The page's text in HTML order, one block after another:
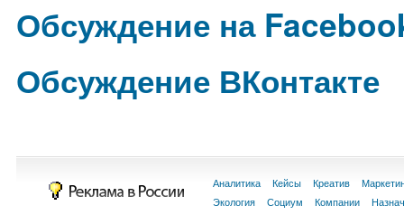
Обсуждение на
Обсуждение ВКонтакте
Аналитика Кейсы Креатив
Экология
Социум Компании